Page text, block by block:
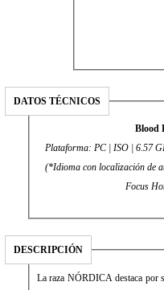
DATOS TÉCNICOS
Blood
Plataforma: PC | ISO | 6.57
(*Idioma con localización de
Focus
DESCRIPCIÓN
La raza NÓRDICA destaca por